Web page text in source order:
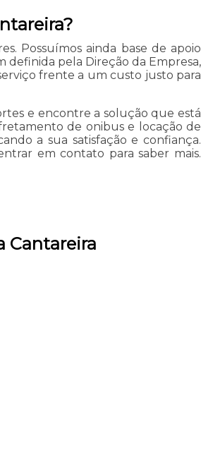
Possuímos ainda base de apoio
definida pela Direção da Empresa,
frente a um custo justo para
e encontre a solução que está
de onibus e locação de
a sua satisfação e confiança.
em contato para saber mais.
Cantareira